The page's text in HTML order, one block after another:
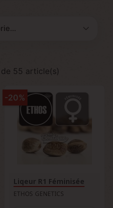
55 article(s)
Liqeur R1 Féminisée
ETHOS GENETICS
-20%